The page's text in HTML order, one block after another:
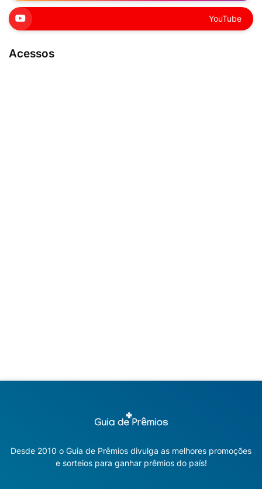
YouTube
Acessos
Desde 2010 o Guia de Prêmios divulga as melhores promoções
e sorteios para ganhar prêmios do país!